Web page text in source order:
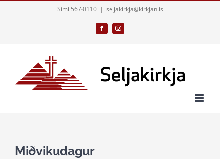
Sími 567-0110 | seljakirkja@kirkjan.is
FacebookInstagram
Miðvikudagur